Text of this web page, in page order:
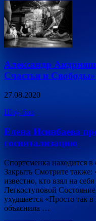
Александр
Счастья и Свободы»
27.08.2020
Шоу-биз
Елена Исинбаева
госпитализацию
Спортсменка находится
Закрыть Смотрите также:
известно, кто взял на
Легкоступовой
ухудшается «Просто так
объяснила …